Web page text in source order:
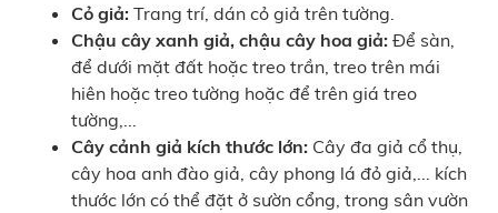
Cỏ giả: Trang trí, dán cỏ giả trên tường.
Chậu cây xanh giả, chậu cây hoa giả: Để sàn,
để dưới mặt đất hoặc treo trần, treo trên mái
hiên hoặc treo tường hoặc để trên giá treo
tường,...
Cây cảnh giả kích thước lớn: Cây đa giả cổ thụ,
cây hoa anh đào giả, cây phong lá đỏ giả,... kích
thước lớn có thể đặt ở sườn cổng, trong sân vườn